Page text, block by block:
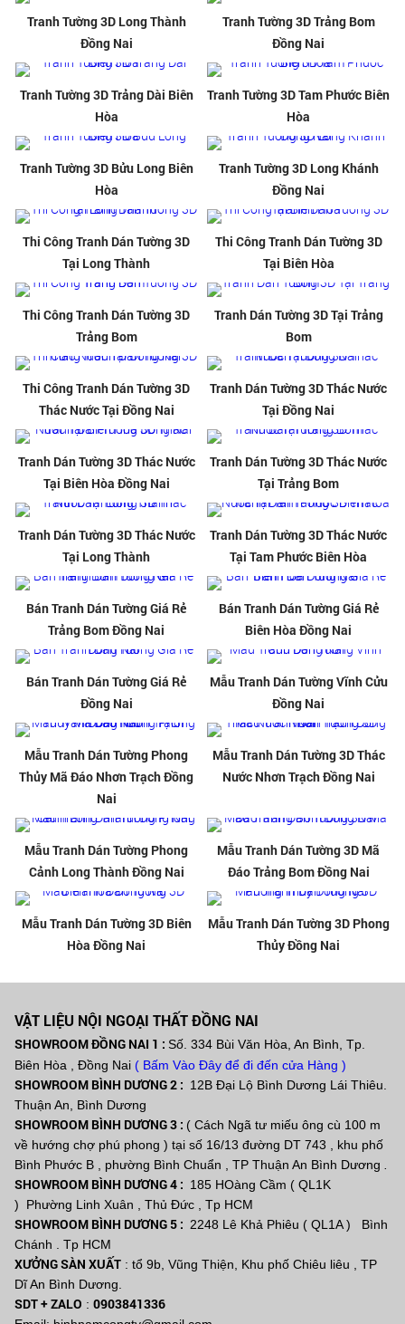
Tranh Tường 3D Long Thành
Đồng Nai
Tranh Tường 3D Trảng Bom
Đồng Nai
Tranh Tường 3D Trảng Dài Biên
Hòa
Tranh Tường 3D Tam Phước Biên
Hòa
Tranh Tường 3D Bửu Long Biên
Hòa
Tranh Tường 3D Long Khánh
Đồng Nai
Thi Công Tranh Dán Tường 3D
Tại Long Thành
Thi Công Tranh Dán Tường 3D
Tại Biên Hòa
Thi Công Tranh Dán Tường 3D
Trảng Bom
Tranh Dán Tường 3D Tại Trảng
Bom
Thi Công Tranh Dán Tường 3D
Thác Nước Tại Đồng Nai
Tranh Dán Tường 3D Thác Nước
Tại Đồng Nai
Tranh Dán Tường 3D Thác Nước
Tại Biên Hòa Đồng Nai
Tranh Dán Tường 3D Thác Nước
Tại Trảng Bom
Tranh Dán Tường 3D Thác Nước
Tại Long Thành
Tranh Dán Tường 3D Thác Nước
Tại Tam Phước Biên Hòa
Bán Tranh Dán Tường Giá Rẻ
Trảng Bom Đồng Nai
Bán Tranh Dán Tường Giá Rẻ
Biên Hòa Đồng Nai
Bán Tranh Dán Tường Giá Rẻ
Đồng Nai
Mẫu Tranh Dán Tường Vĩnh Cửu
Đồng Nai
Mẫu Tranh Dán Tường Phong
Thủy Mã Đáo Nhơn Trạch Đồng
Nai
Mẫu Tranh Dán Tường 3D Thác
Nước Nhơn Trạch Đồng Nai
Mẫu Tranh Dán Tường Phong
Cảnh Long Thành Đồng Nai
Mẫu Tranh Dán Tường 3D Mã
Đáo Trảng Bom Đồng Nai
Mẫu Tranh Dán Tường 3D Biên
Hòa Đồng Nai
Mẫu Tranh Dán Tường 3D Phong
Thủy Đồng Nai
VẬT LIỆU NỘI NGOẠI THẤT ĐỒNG NAI
SHOWROOM ĐỒNG NAI 1 :Số. 334 Bùi Văn Hòa, An Bình, Tp.
Biên Hòa , Đồng Nai ( Bấm Vào Đây để đi đến cửa Hàng )
SHOWROOM BÌNH DƯƠNG 2 : 12B Đại Lộ Bình Dương Lái Thiêu.
Thuận An, Bình Dương
SHOWROOM BÌNH DƯƠNG 3 : ( Cách Ngã tư miếu ông cù 100 m
về hướng chợ phú phong ) tại số 16/13 đường DT 743 , khu phố
Bình Phước B , phường Bình Chuẩn , TP Thuận An Bình Dương
SHOWROOM BÌNH DƯƠNG 4 : 185 HOàng Cầm ( QL1K
) Phường Linh Xuân , Thủ Đức , Tp HCM
SHOWROOM BÌNH DƯƠNG 5 : 2248 Lê Khả Phiêu ( QL1A ) Bình
Chánh . Tp HCM
XƯỞNG SÀN XUẤT : tổ 9b, Vũng Thiện, Khu phố Chiêu liêu , TP
Dĩ An Bình Dương.
SDT + ZALO :0903841336